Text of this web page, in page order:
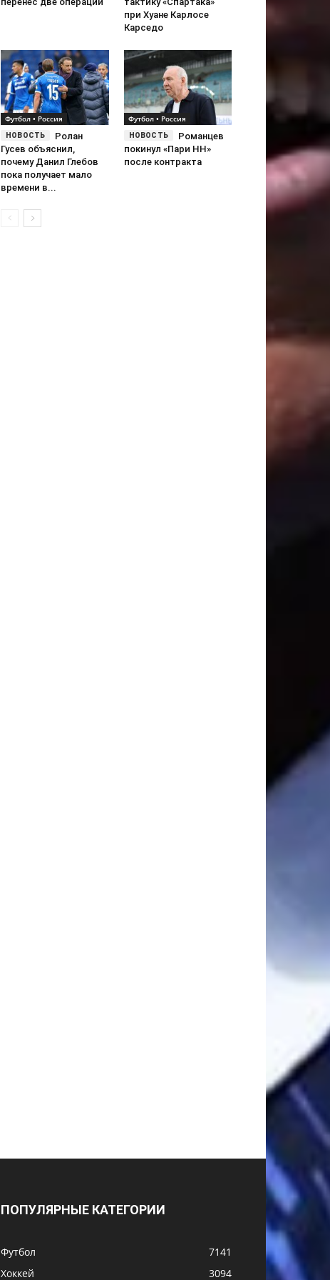
при Хуане Карлосе
Карседо
Футбол • Россия
Ролан
Гусев объяснил,
почему Данил Глебов
пока получает мало
времени в...
Футбол • Россия
Романцев
покинул «Пари НН»
после контракта
ПОПУЛЯРНЫЕ КАТЕГОРИИ
Футбол
7141
Хоккей
3094